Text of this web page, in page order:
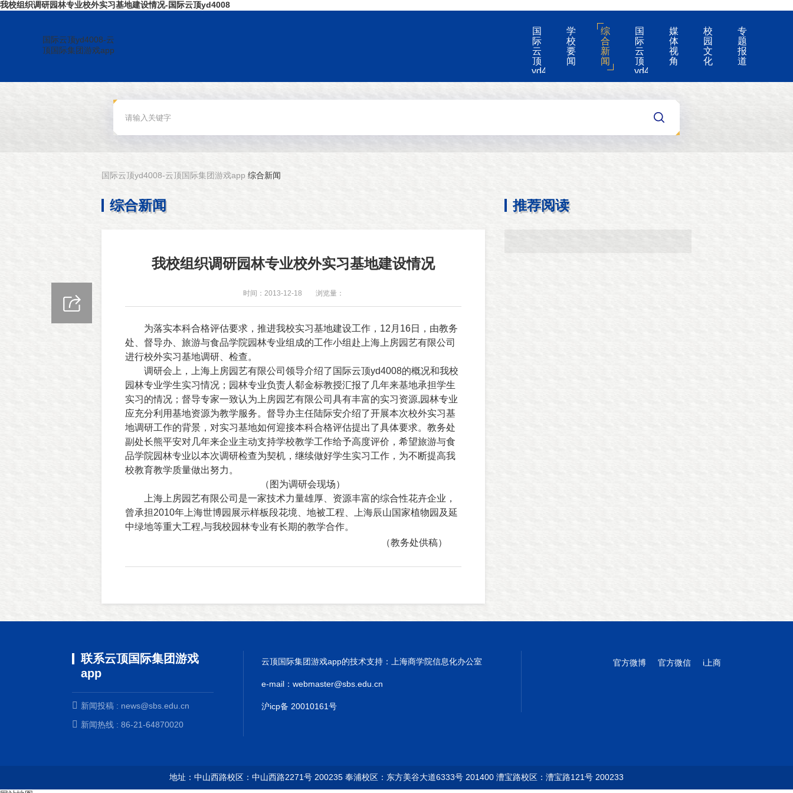
我校组织调研园林专业校外实习基地建设情况-国际云顶yd4008
国际云顶yd4008-云
顶国际集团游戏app
国
际
云
顶
yd4008-
云
国
戏
学
校
要
闻
综
合
新
闻
国
际
云
顶
yd4008
的
告
媒
体
视
角
校
园
文
化
专
题
报
道
国际云顶yd4008-云顶国际集团游戏app 综合新闻
综合新闻
我校组织调研园林专业校外实习基地建设情况
时间：2013-12-18 浏览量：
为落实本科合格评估要求，推进我校实习基地建设工作， 12 月 16日
，由教务
处、督导办、旅游与食品学院园林专业组成的工作小组赴上海上房园艺有限公司
进行校外实习基地调研、检查。
调研会上，上海上房园艺有限公司领导介绍了国际云顶yd4008的概况和我校
园林专业学生实习情况；园林专业负责人 郗金标教授汇报了几年来基地承担学生
实习的情况；督导专家一致认为上房园艺有限公司具有丰富的实习资源,园林专业
应充分利用基地资源为教学服务。督导办主任陆际安介绍了开展本次校外实习基
地调研工作的背景，对实习基地如何迎接本科合格评估提出了具体要求。教务处
副处长熊平安对几年来企业主动支持学校教学工作给予高度评价，希望旅游与食
品学院园林专业以本次调研检查为契机，继续做好学生实习工作，为不断提高我
校教育教学质量做出努力。
（图为调研会现场）
上海上房园艺有限公司是一家技术力量雄厚、资源丰富的综合性花卉企业，
曾承担2010年上海世博园展示样板段花境、地被工程、上海辰山国家植物园及延
中绿地等重大工程,与我校园林专业有长期的教学合作。
（教务处供稿）
推荐阅读
联系云顶国际集团游戏
app
新闻投稿 : news@sbs.edu.cn
新闻热线 : 86-21-64870020
云顶国际集团游戏app的技术支持：上海商学院信息化办公室
e-mail： webmaster@sbs.edu.cn
沪icp备 20010161号
i上商
官方微信
官方微博
地址：中山西路校区：中山西路2271号 200235 奉浦校区：东方美谷大道6333号 201400 漕宝路校区：漕宝路121号 200233